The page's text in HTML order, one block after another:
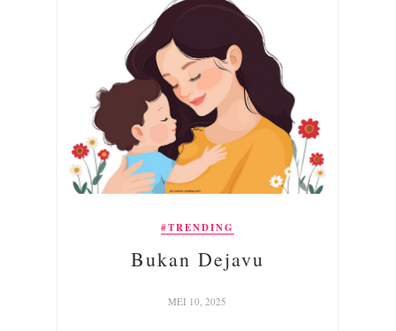
#TRENDING
Bukan Dejavu
MEI 10, 2025